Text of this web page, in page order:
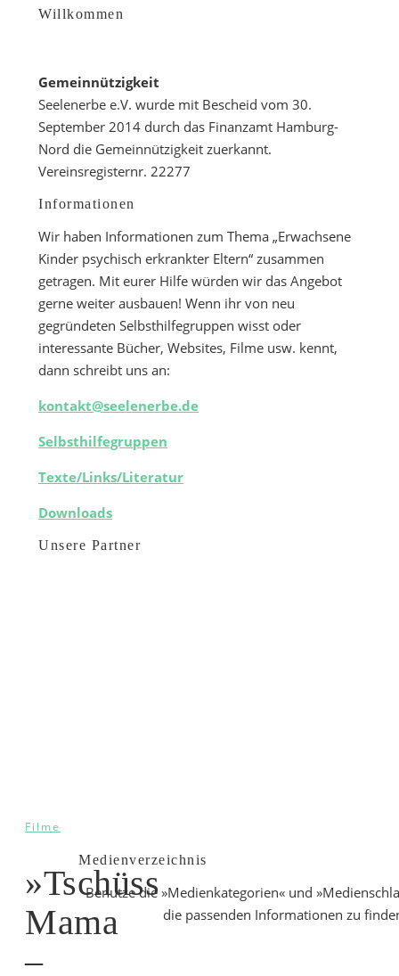
Willkommen
Gemeinnützigkeit
Seelenerbe e.V. wurde mit Bescheid vom 30.
September 2014 durch das Finanzamt Hamburg-
Nord die Gemeinnützigkeit zuerkannt.
Vereinsregisternr. 22277
Informationen
Wir haben Informationen zum Thema „Erwachsene
Kinder psychisch erkrankter Eltern“ zusammen
getragen. Mit eurer Hilfe würden wir das Angebot
gerne weiter ausbauen! Wenn ihr von neu
gegründeten Selbsthilfegruppen wisst oder
interessante Bücher, Websites, Filme usw. kennt,
dann schreibt uns an:
kontakt@seelenerbe.de
Selbsthilfegruppen
Texte/Links/Literatur
Downloads
Unsere Partner
Filme
»Tschüss
Mama
–
Medienverzeichnis
Benutze die »Medienkategorien« und
die passenden Informationen zu